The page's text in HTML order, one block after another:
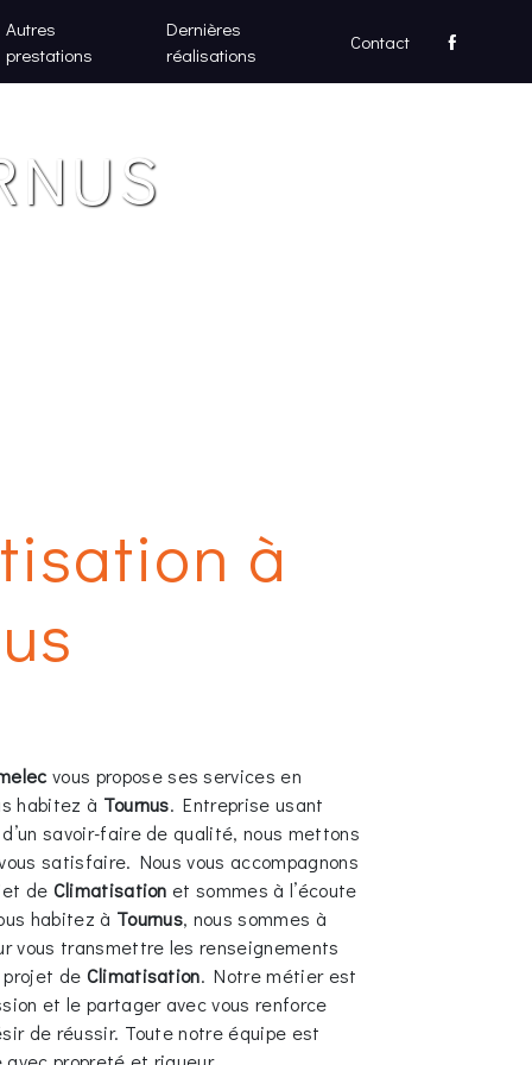
Autres
prestations
Dernières
réalisations
Contact
à
vous propose ses services en
habitez à Tournus. Entreprise usant
savoir-faire de qualité, nous mettons
satisfaire. Nous vous accompagnons
de Climatisation et sommes à l’écoute
habitez à Tournus, nous sommes à
vous transmettre les renseignements
de Climatisation. Notre métier est
et le partager avec vous renforce
de réussir. Toute notre équipe est